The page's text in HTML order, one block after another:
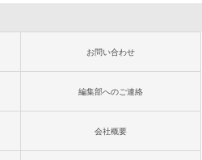
お問い合わせ
編集部へのご連絡
会社概要